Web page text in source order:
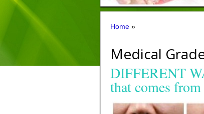
Home»
Medical
DIFFERENT
that comes